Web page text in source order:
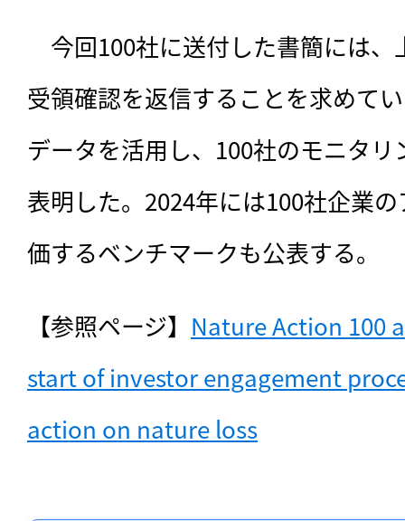
今回100社に送付した書簡には、
受領確認を返信することを求めて
データを活用し、100社のモニタ
表明した。2024年には100社企業
価するベンチマークも公表する。
【参照ページ】 Nature Action 100
start of investor engagement
action on nature loss